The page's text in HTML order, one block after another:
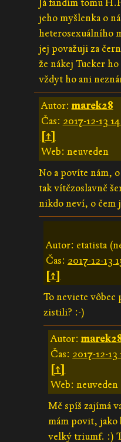
Já fandím tomu
jeho myšlenka o
heterosexuálního
jej považuji za
že nákej Tucker
vždyt ho ani
Autor:marek28
Čas: 2017-12-13
[↑]
Web: neuveden
No a povíte nám,
tak vítězoslavně
nikdo neví, o čem
Autor: etatista
Čas: 2017-12-13
[↑]
To neviete vôbec
zistili? :-)
Autor:
Čas: 2017-12-
[↑]
Web: neuveden
Mě spíš zajímá
mám povit, jako
velký triumf. :)